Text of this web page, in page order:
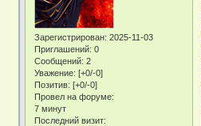
Зарегистрирован: 2025-11-03
Приглашений: 0
Сообщений: 2
Уважение: [+0/-0]
Позитив: [+0/-0]
Провел на форуме:
7 минут
Последний визит: